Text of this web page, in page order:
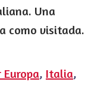
Una
como visitada.
, Italia,